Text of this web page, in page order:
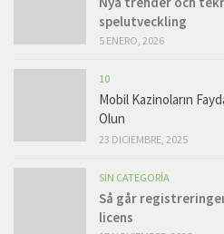
spelutveckling
5 ENERO, 2026
10
Mobil Kazinoların
Olun
23 DICIEMBRE, 2025
SIN CATEGORÍA
Så går
licens